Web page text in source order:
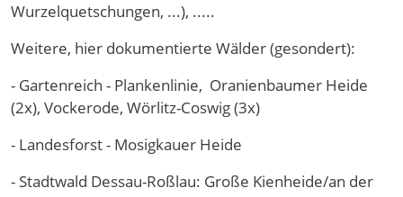
Wurzelquetschungen, ...), .....
Weitere, hier dokumentierte Wälder (gesondert):
- Gartenreich - Plankenlinie, Oranienbaumer Heide
(2x), Vockerode, Wörlitz-Coswig (3x)
- Landesforst - Mosigkauer Heide
- Stadtwald Dessau-Roßlau: Große Kienheide/an der